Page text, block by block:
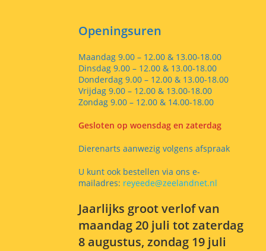
Openingsuren
Maandag 9.00 – 12.00 & 13.00-18.00
Dinsdag 9.00 – 12.00 & 13.00-18.00
Donderdag 9.00 – 12.00 & 13.00-18.00
Vrijdag 9.00 – 12.00 & 13.00-18.00
Zondag 9.00 – 12.00 & 14.00-18.00
Gesloten op woensdag en zaterdag
Dierenarts aanwezig volgens afspraak
U kunt ook bestellen via ons e-
mailadres: reyeede@zeelandnet.nl
Jaarlijks groot verlof van
maandag 20 juli tot zaterdag
8 augustus, zondag 19 juli